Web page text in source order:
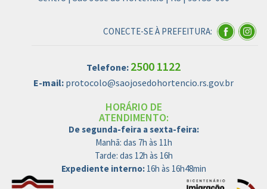
CONECTE-SE À PREFEITURA:
Telefone: 2500 1122
E-mail: protocolo@saojosedohortencio.rs.gov.br
HORÁRIO DE
ATENDIMENTO:
De segunda-feira a sexta-feira:
Manhã: das 7h às 11h
Tarde: das 12h às 16h
Expediente interno: 16h às 16h48min